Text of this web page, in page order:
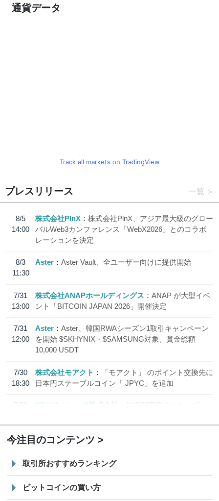
通貨データ
Track all markets on TradingView
プレスリリース 一覧
8/5
14:00
株式会社PlnX
株式会社PlnX、アジア最大級のグロー
バルWeb3カンファレンス「WebX2026」とのコラボ
レーションを決定
8/3
11:30
Aster Aster Vault、全ユーザー向けに提供開始
7/31
13:00
株式会社ANAPホールディングス
ANAP が大型イベ
ント「BITCOIN JAPAN 2026」開催決定
7/31
12:00
Aster
Aster、韓国RWAシーズン1取引キャンペーン
を開始 $SKHYNIX・$SAMSUNG対象、賞金総額
10,000 USDT
7/30
18:30
株式会社モアクト
「モアクト」 のポイント交換先に
日本円ステーブルコイン「 JPYC」を追加
7/29
SBI VCトレード株式会社
信託型円建てステーブル
今注目のコンテンツ
取引所おすすめランキング
ビットコインの買い方